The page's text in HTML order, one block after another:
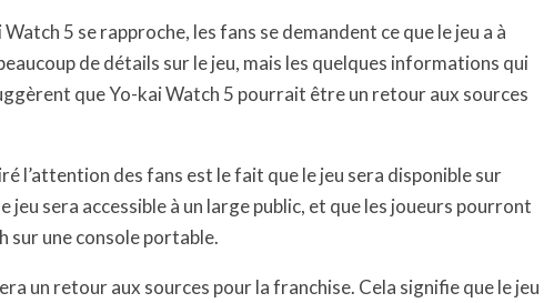
5 se rapproche, les fans se demandent ce que le jeu a à
de détails sur le jeu, mais les quelques informations qui
que Yo-kai Watch 5 pourrait être un retour aux sources
l’attention des fans est le fait que le jeu sera disponible sur
jeu sera accessible à un large public, et que les joueurs pourront
sur une console portable.
un retour aux sources pour la franchise. Cela signifie que le jeu